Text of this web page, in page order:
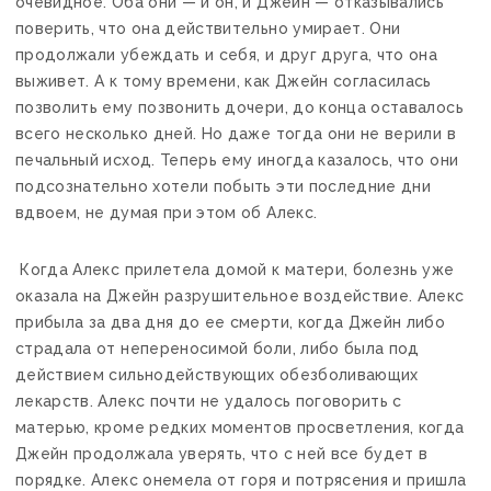
поверить, что она действительно умирает. Они
продолжали убеждать и себя, и друг друга, что она
выживет. А к тому времени, как Джейн согласилась
позволить ему позвонить дочери, до конца оставалось
всего несколько дней. Но даже тогда они не верили в
печальный исход. Теперь ему иногда казалось, что они
подсознательно хотели побыть эти последние дни
вдвоем, не думая при этом об Алекс.
Когда Алекс прилетела домой к матери, болезнь уже
оказала на Джейн разрушительное воздействие. Алекс
прибыла за два дня до ее смерти, когда Джейн либо
страдала от непереносимой боли, либо была под
действием сильнодействующих обезболивающих
лекарств. Алекс почти не удалось поговорить с
матерью, кроме редких моментов просветления, когда
Джейн продолжала уверять, что с ней все будет в
порядке. Алекс онемела от горя и потрясения и пришла